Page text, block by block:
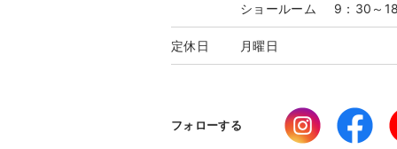
ショールーム 9：30～
定休日 月曜日
フォローする